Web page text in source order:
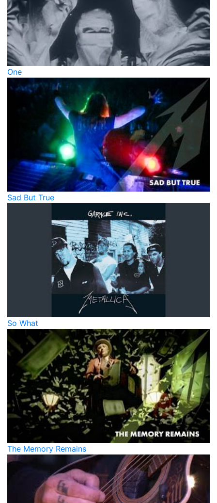
One
Sad But True
So What
The Memory Remains